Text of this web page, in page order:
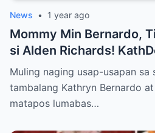
News • 1 year ago
Mommy Min Bernardo,
si Alden Richards!
Lumalakas ang
Muling naging usap-usapan sa
tambalang Kathryn Bernardo
matapos lumabas…